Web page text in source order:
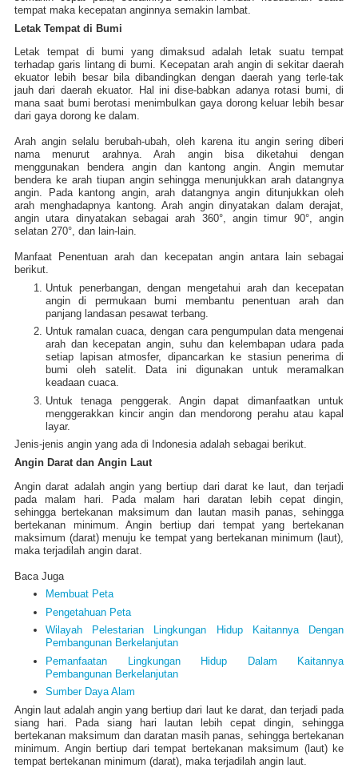
tempat maka kecepatan anginnya semakin lambat.
Letak Tempat di Bumi
Letak tempat di bumi yang dimaksud adalah letak suatu tempat
terhadap garis lintang di bumi. Kecepatan arah angin di sekitar daerah
ekuator lebih besar bila dibandingkan dengan daerah yang terle-tak
jauh dari daerah ekuator. Hal ini dise-babkan adanya rotasi bumi, di
mana saat bumi berotasi menimbulkan gaya dorong keluar lebih besar
dari gaya dorong ke dalam.
Arah angin selalu berubah-ubah, oleh karena itu angin sering diberi
nama menurut arahnya. Arah angin bisa diketahui dengan
menggunakan bendera angin dan kantong angin. Angin memutar
bendera ke arah tiupan angin sehingga menunjukkan arah datangnya
angin. Pada kantong angin, arah datangnya angin ditunjukkan oleh
arah menghadapnya kantong. Arah angin dinyatakan dalam derajat,
angin utara dinyatakan sebagai arah 360°, angin timur 90°, angin
selatan 270°, dan lain-lain.
Manfaat Penentuan arah dan kecepatan angin antara lain sebagai
berikut.
Untuk penerbangan, dengan mengetahui arah dan kecepatan
angin di permukaan bumi membantu penentuan arah dan
panjang landasan pesawat terbang.
Untuk ramalan cuaca, dengan cara pengumpulan data mengenai
arah dan kecepatan angin, suhu dan kelembapan udara pada
setiap lapisan atmosfer, dipancarkan ke stasiun penerima di
bumi oleh satelit. Data ini digunakan untuk meramalkan
keadaan cuaca.
Untuk tenaga penggerak. Angin dapat dimanfaatkan untuk
menggerakkan kincir angin dan mendorong perahu atau kapal
layar.
Jenis-jenis angin yang ada di Indonesia adalah sebagai berikut.
Angin Darat dan Angin Laut
Angin darat adalah angin yang bertiup dari darat ke laut, dan terjadi
pada malam hari. Pada malam hari daratan lebih cepat dingin,
sehingga bertekanan maksimum dan lautan masih panas, sehingga
bertekanan minimum. Angin bertiup dari tempat yang bertekanan
maksimum (darat) menuju ke tempat yang bertekanan minimum (laut),
maka terjadilah angin darat.
Baca Juga
Membuat Peta
Pengetahuan Peta
Wilayah Pelestarian Lingkungan Hidup Kaitannya Dengan
Pembangunan Berkelanjutan
Pemanfaatan Lingkungan Hidup Dalam Kaitannya
Pembangunan Berkelanjutan
Sumber Daya Alam
Angin laut adalah angin yang bertiup dari laut ke darat, dan terjadi pada
siang hari. Pada siang hari lautan lebih cepat dingin, sehingga
bertekanan maksimum dan daratan masih panas, sehingga bertekanan
minimum. Angin bertiup dari tempat bertekanan maksimum (laut) ke
tempat bertekanan minimum (darat), maka terjadilah angin laut.